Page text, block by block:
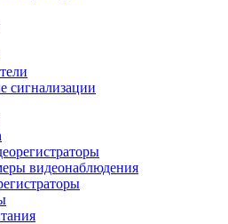
сигнализации
видеонаблюдения